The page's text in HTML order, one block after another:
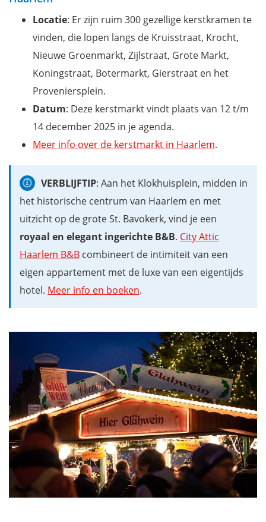
Locatie: Er zijn ruim 300 gezellige kerstkramen te
vinden, die lopen langs de Kruisstraat, Krocht,
Nieuwe Groenmarkt, Zijlstraat, Grote Markt,
Koningstraat, Botermarkt, Gierstraat en het
Proveniersplein.
Datum: Deze kerstmarkt vindt plaats van 12 t/m
14 december 2025 in je agenda.
Meer info over de kerstmarkt in Haarlem.
VERBLIJFTIP: Aan het Klokhuisplein, midden in
het historische centrum van Haarlem en met
uitzicht op de grote St. Bavokerk, vind je een
royaal en elegant ingerichte B&B. City Attic
Haarlem B&B combineert de intimiteit van een
eigen appartement met de luxe van een eigentijds
hotel. Meer info en boeken.